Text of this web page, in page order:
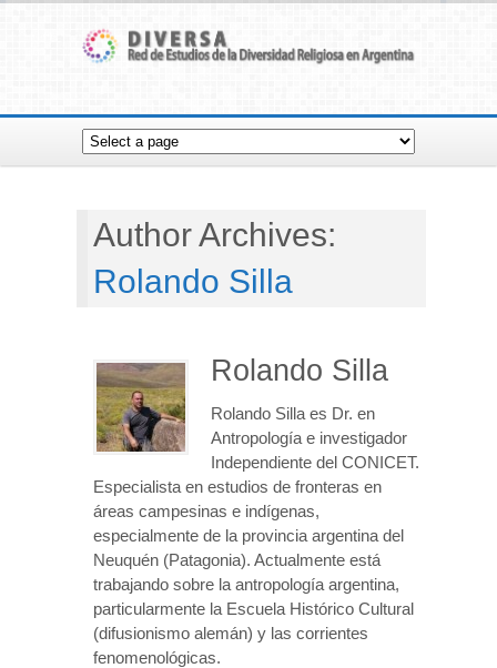
Author Archives:
Rolando Silla
Rolando Silla
Rolando Silla es Dr. en
Antropología e investigador
Independiente del CONICET.
Especialista en estudios de fronteras en
áreas campesinas e indígenas,
especialmente de la provincia argentina del
Neuquén (Patagonia). Actualmente está
trabajando sobre la antropología argentina,
particularmente la Escuela Histórico Cultural
(difusionismo alemán) y las corrientes
fenomenológicas.